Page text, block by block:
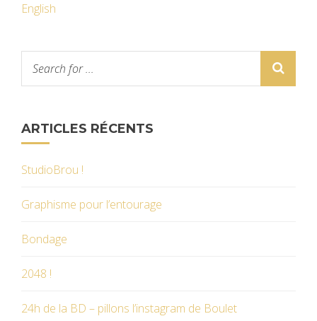
English
ARTICLES RÉCENTS
StudioBrou !
Graphisme pour l’entourage
Bondage
2048 !
24h de la BD – pillons l’instagram de Boulet